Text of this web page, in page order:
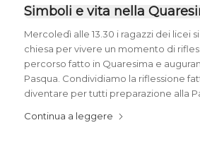
Simboli e vita nella
Mercoledì alle 13.30 i ragazzi dei licei
chiesa per vivere un momento di
percorso fatto in Quaresima e
Pasqua. Condividiamo la riflessione
diventare per tutti preparazione alla
Continua a leggere